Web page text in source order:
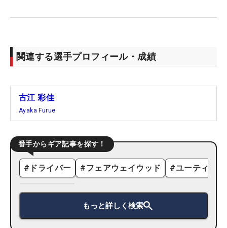
関連する選手プロフィール・成績
古江 彩佳
Ayaka Furue
番手からギア記事を探す！
# ドライバー #フェアウェイウッド #ユーティリ
もっと詳しく検索